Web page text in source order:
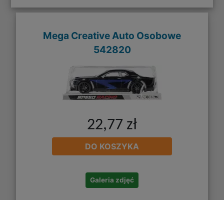
Mega Creative Auto Osobowe
542820
22,77 zł
DO KOSZYKA
Galeria zdjęć